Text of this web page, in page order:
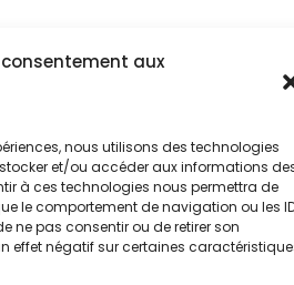
consentement aux
nous utilisons des technologies
et/ou accéder aux informations
à ces technologies nous permettra de
le comportement de navigation ou les
ne pas consentir ou de retirer son
effet négatif sur certaines